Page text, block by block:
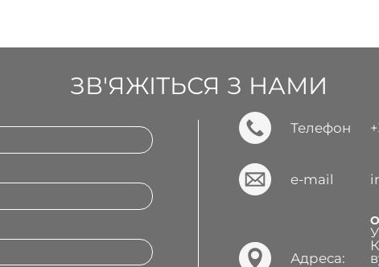
ЗВ'ЯЖІТЬСЯ З НАМИ
Телефон
e-mail
Адреса: